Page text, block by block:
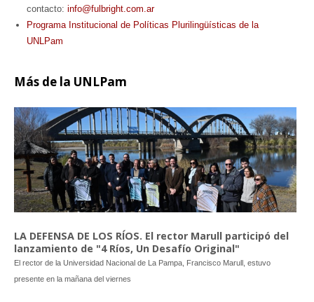
contacto: info@fulbright.com.ar
Programa Institucional de Políticas Plurilingüísticas de la
UNLPam
Más de la UNLPam
LA DEFENSA DE LOS RÍOS. El rector Marull participó del
lanzamiento de "4 Ríos, Un Desafío Original"
El rector de la Universidad Nacional de La Pampa, Francisco Marull, estuvo
presente en la mañana del viernes